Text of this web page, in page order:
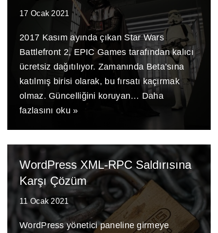
17 Ocak 2021
2017 Kasım ayında çıkan Star Wars
Battlefront 2, EPIC Games tarafından kalıcı
ücretsiz dağıtılıyor. Zamanında Beta’sına
katılmış birisi olarak, bu fırsatı kaçırmak
olmaz. Güncelliğini koruyan… Daha
fazlasını oku »
WordPress XML-RPC Saldırısına
Karşı Çözüm
11 Ocak 2021
WordPress yönetici paneline girmeye